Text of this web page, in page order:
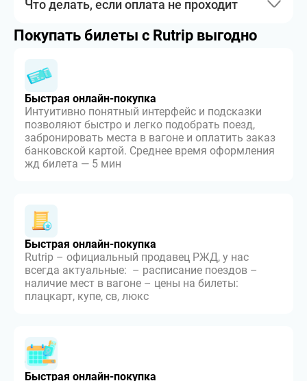
Что делать, если оплата не проходит
Покупать билеты с Rutrip выгодно
Быстрая онлайн-покупка
Интуитивно понятный интерфейс и подсказки
позволяют быстро и легко подобрать поезд,
забронировать места в вагоне и оплатить заказ
банковской картой. Среднее время оформления
жд билета — 5 мин
Быстрая онлайн-покупка
Rutrip – официальный продавец РЖД, у нас
всегда актуальные: – расписание поездов –
наличие мест в вагоне – цены на билеты:
плацкарт, купе, св, люкс
Быстрая онлайн-покупка